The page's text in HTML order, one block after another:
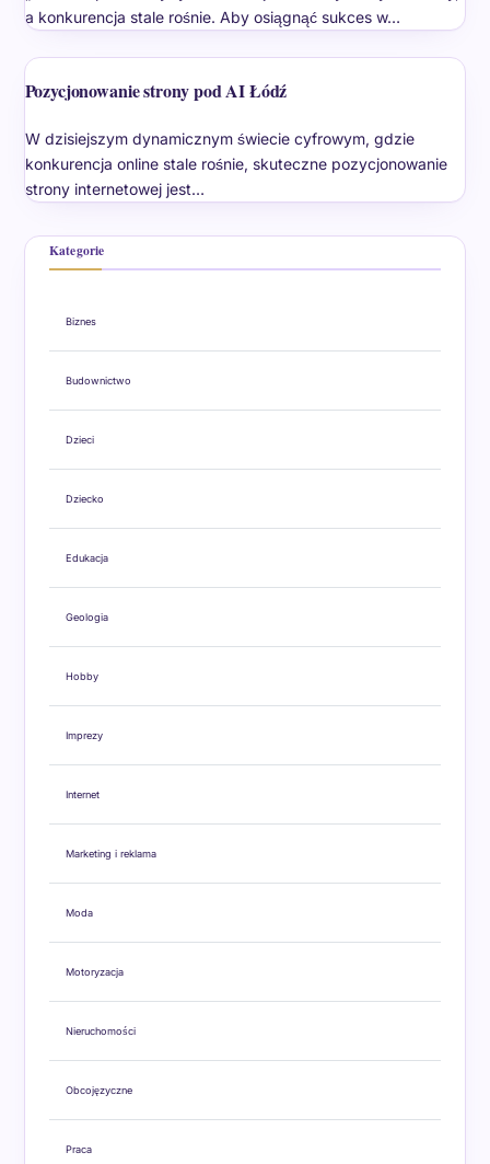
a konkurencja stale rośnie. Aby osiągnąć sukces w…
Pozycjonowanie strony pod AI Łódź
W dzisiejszym dynamicznym świecie cyfrowym, gdzie
konkurencja online stale rośnie, skuteczne pozycjonowanie
strony internetowej jest…
Kategorie
Biznes
Budownictwo
Dzieci
Dziecko
Edukacja
Geologia
Hobby
Imprezy
Internet
Marketing i reklama
Moda
Motoryzacja
Nieruchomości
Obcojęzyczne
Praca